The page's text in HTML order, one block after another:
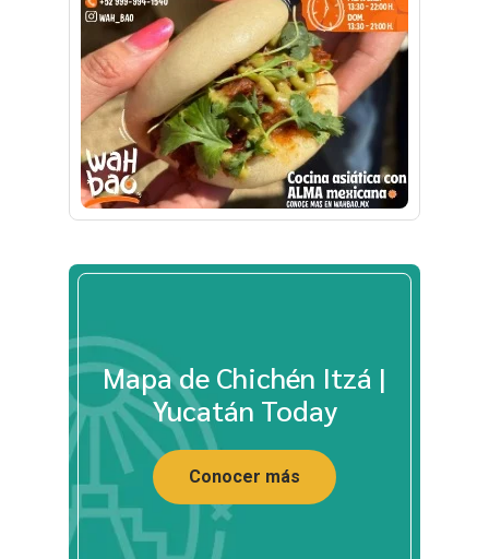
Mapa de Chichén Itzá |
Yucatán Today
Conocer más